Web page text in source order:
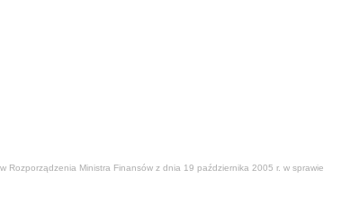
Rozporządzenia Ministra Finansów z dnia 19 października 2005 r. w sprawie